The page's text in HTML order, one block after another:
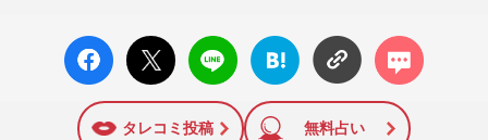
facebo
ok い
X ポス
ト
LINE
はてな
ブック
に追加
コメン
ト
タレコミ投稿 無料占い